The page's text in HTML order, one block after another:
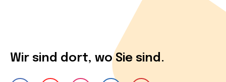
Wir sind dort, wo Sie sind.